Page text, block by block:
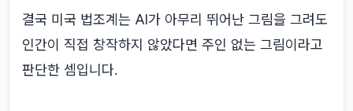
결국 미국 법조계는 AI가 아무리 뛰어난 그림을 그려도
인간이 직접 창작하지 않았다면 주인 없는 그림이라고
판단한 셈입니다.